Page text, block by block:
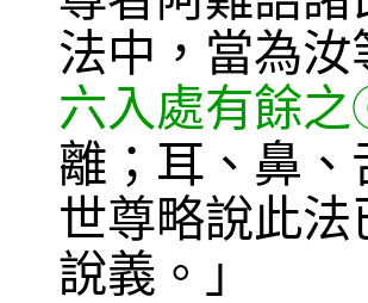
法中，當為
六入處有餘之
離；耳、鼻
世尊略說此
說義。」